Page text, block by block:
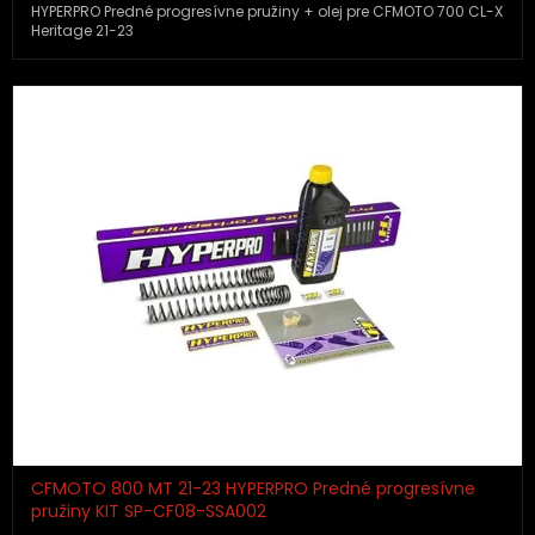
HYPERPRO Predné progresívne pružiny + olej pre CFMOTO 700 CL-X
Heritage 21-23
CFMOTO 800 MT 21-23 HYPERPRO Predné progresívne
pružiny KIT SP-CF08-SSA002